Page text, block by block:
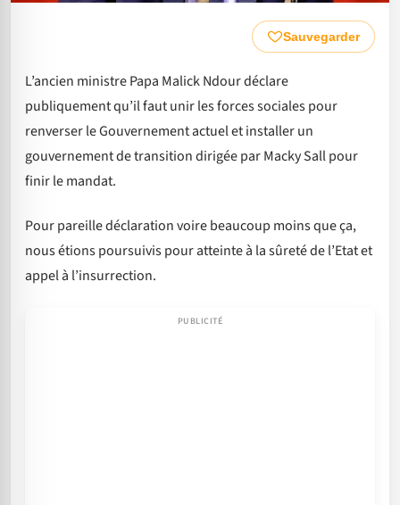
Sauvegarder
L’ancien ministre Papa Malick Ndour déclare
publiquement qu’il faut unir les forces sociales pour
renverser le Gouvernement actuel et installer un
gouvernement de transition dirigée par Macky Sall pour
finir le mandat.
Pour pareille déclaration voire beaucoup moins que ça,
nous étions poursuivis pour atteinte à la sûreté de l’Etat et
appel à l’insurrection.